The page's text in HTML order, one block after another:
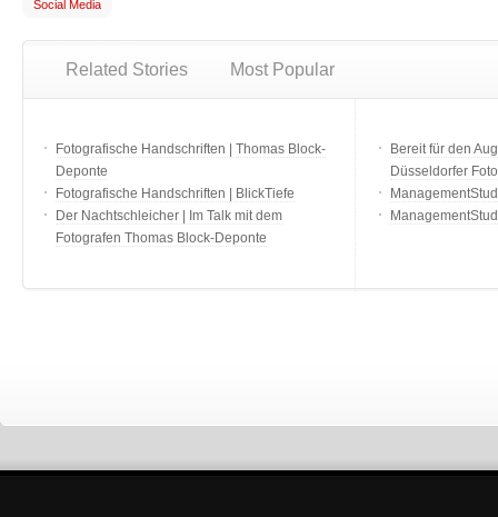
Social Media
Related Stories Most Popular
Fotografische Handschriften | Thomas Block-
Deponte
Fotografische Handschriften | BlickTiefe
Der Nachtschleicher | Im Talk mit dem
Fotografen Thomas Block-Deponte
Bereit für den
Düsseldorfer